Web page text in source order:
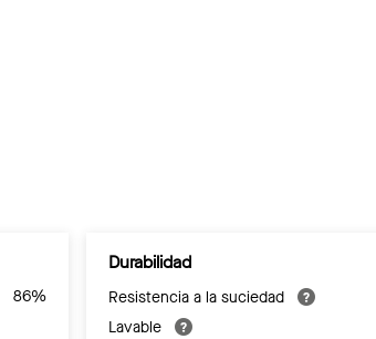
86%
Durabilidad
Resistencia a la suciedad
Lavable